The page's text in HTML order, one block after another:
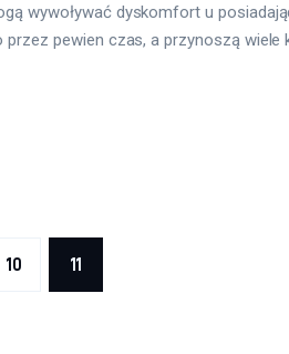
wywoływać dyskomfort u
pewien czas, a przynoszą wiele
PAGE
10 PAGE
11